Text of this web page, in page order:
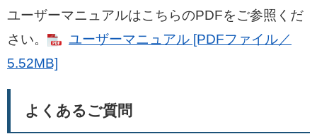
ユーザーマニュアルはこちらのPDFをご参照くだ
さい。
ユーザーマニュアル [PDFファイル／
5.52MB]
よくあるご質問